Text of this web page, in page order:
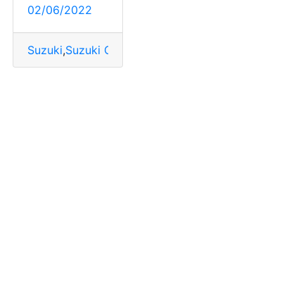
02/06/2022
Suzuki,Suzuki Grand Vitara Sz